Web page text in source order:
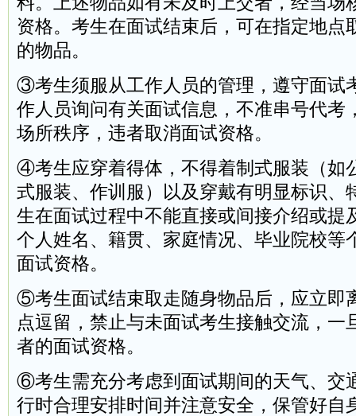
资格。考生在面试结束后，可在指定地点
的物品。
③考生须服从工作人员的管理，遵守面试
作人员询问有关面试信息，不准串号代考
场所秩序，违者取消面试资格。
④考生应穿着得体，不得着制式服装（如
式服装、作训服）以及穿戴有明显标识、
生在面试过程中不能直接或间接介绍或提
个人姓名、籍贯、家庭情况、毕业院校等
面试资格。
⑤考生面试结束取走随身物品后，应立即
点逗留，禁止与未面试考生接触交流，一
者的面试资格。
⑥考生需充分考虑到面试期间的天气、交
行时合理安排时间并注意安全，保管好自